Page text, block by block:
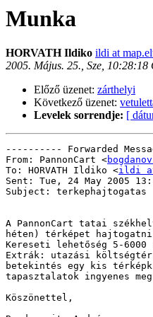
Munka
HORVATH Ildiko ildi at
2005. Május. 25., Sze, 10:28:18
Előző üzenet: zárthelyi
Következő üzenet:
Levelek sorrendje: [
---------- Forwarded
From: PannonCart <
To: HORVATH Ildiko <ildi at
Sent: Tue, 24 May 2005
Subject: terkephajtogatas
A PannonCart tatai
héten) térképet
Kereseti lehetőség 5-6000
Extrák: utazási
betekintés egy kis
tapasztalatok ingyenes
Köszönettel,